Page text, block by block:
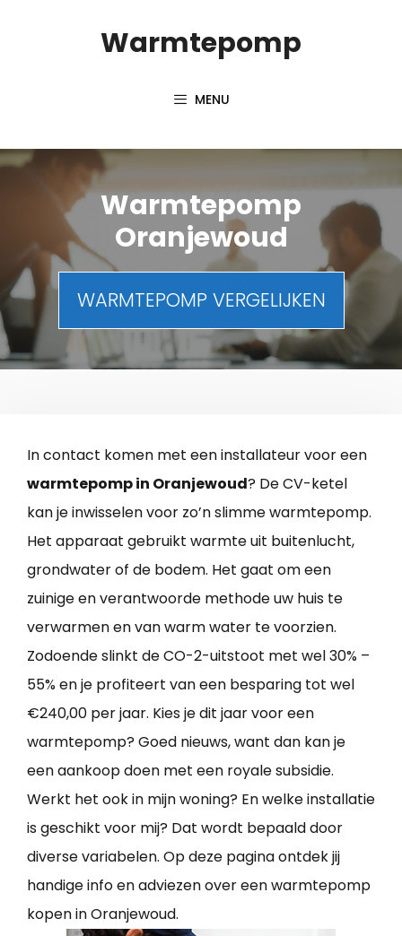
Warmtepomp
MENU
Warmtepomp
Oranjewoud
WARMTEPOMP VERGELIJKEN
In contact komen met een installateur voor een
warmtepomp in Oranjewoud? De CV-ketel
kan je inwisselen voor zo’n slimme warmtepomp.
Het apparaat gebruikt warmte uit buitenlucht,
grondwater of de bodem. Het gaat om een
zuinige en verantwoorde methode uw huis te
verwarmen en van warm water te voorzien.
Zodoende slinkt de CO-2-uitstoot met wel 30% –
55% en je profiteert van een besparing tot wel
€240,00 per jaar. Kies je dit jaar voor een
warmtepomp? Goed nieuws, want dan kan je
een aankoop doen met een royale subsidie.
Werkt het ook in mijn woning? En welke installatie
is geschikt voor mij? Dat wordt bepaald door
diverse variabelen. Op deze pagina ontdek jij
handige info en adviezen over een warmtepomp
kopen in Oranjewoud.